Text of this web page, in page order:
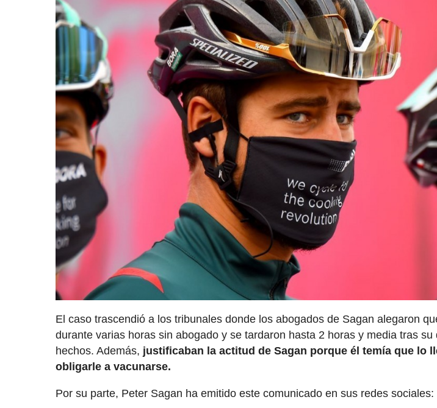
El caso trascendió a los tribunales donde los abogados de Sagan alegaron
durante varias horas sin abogado y se tardaron hasta 2 horas y media tras
hechos. Además, justificaban la actitud de Sagan porque él temía que lo
obligarle a vacunarse.
Por su parte, Peter Sagan ha emitido este comunicado en sus redes sociales: